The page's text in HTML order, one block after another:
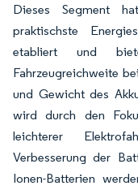
Dieses Segment
praktischste
etabliert und
Fahrzeugreichweite
und Gewicht des
wird durch den
leichterer
Verbesserung der
Ionen-Batterien